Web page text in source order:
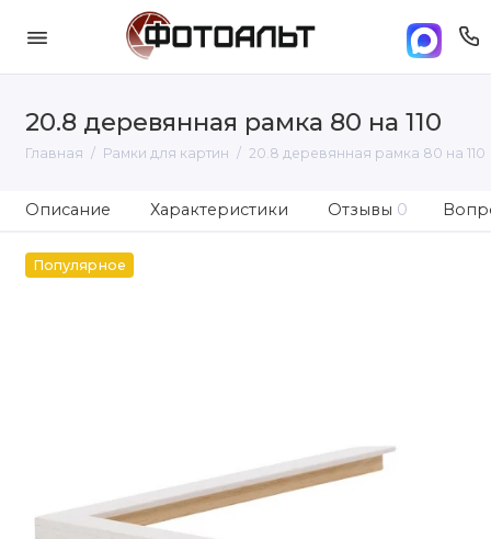
20.8 деревянная рамка 80 на 110
Главная Рамки для картин 20.8 деревянная рамка 80 на 110
Описание Характеристики Отзывы 0
Популярное